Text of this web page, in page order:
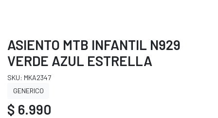
ASIENTO MTB INFANTIL N929
VERDE AZUL ESTRELLA
SKU: MKA2347
GENERICO
$ 6.990